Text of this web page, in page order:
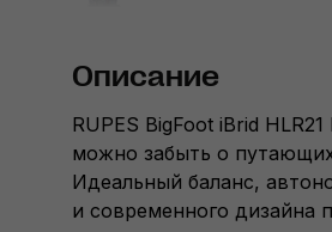
Описание
RUPES BigFoot iBrid
можно забыть о
Идеальный баланс,
и современного дизайна